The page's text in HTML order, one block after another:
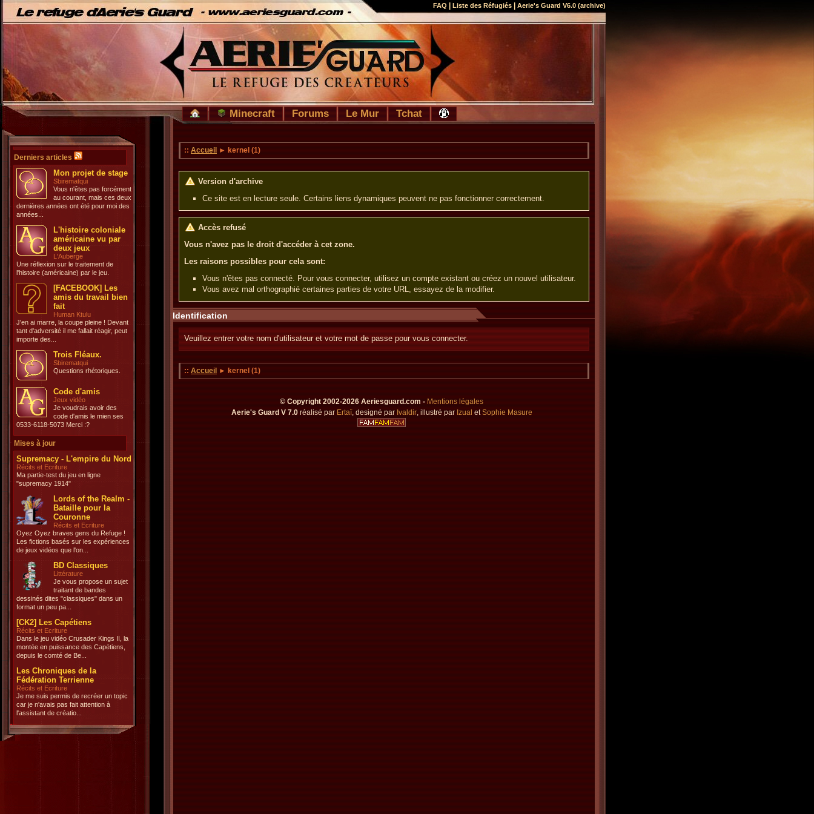
FAQ Liste des Réfugiés Aerie's Guard V6.0 (archive)
Minecraft Forums Le Mur Tchat
Derniers articles
Mon projet de stage
Sbirematqui
Vous n'êtes pas forcément
au courant, mais ces deux
dernières années ont été pour moi des
années...
L'histoire coloniale
américaine vu par
deux jeux
L'Auberge
Une réflexion sur le traitement de
l'histoire (américaine) par le jeu.
[FACEBOOK] Les
amis du travail bien
fait
Human Ktulu
J'en ai marre, la coupe pleine ! Devant
tant d'adversité il me fallait réagir, peut
importe des...
Trois Fléaux.
Sbirematqui
Questions rhétoriques.
Code d'amis
Jeux vidéo
Je voudrais avoir des
code d'amis le mien ses
0533-6118-5073 Merci :?
Mises à jour
Supremacy - L'empire du Nord
Récits et Ecriture
Ma partie-test du jeu en ligne
"supremacy 1914"
Lords of the Realm -
Bataille pour la
Couronne
Récits et Ecriture
Oyez Oyez braves gens du Refuge !
Les fictions basés sur les expériences
de jeux vidéos que l'on...
BD Classiques
Littérature
Je vous propose un sujet
traitant de bandes
dessinés dites "classiques" dans un
format un peu pa...
[CK2] Les Capétiens
Récits et Ecriture
Dans le jeu vidéo Crusader Kings II, la
montée en puissance des Capétiens,
depuis le comté de Be...
Les Chroniques de la
Fédération Terrienne
Récits et Ecriture
Je me suis permis de recréer un topic
car je n'avais pas fait attention à
l'assistant de créatio...
:: Accueil ► kernel (1)
Version d'archive
Ce site est en lecture seule. Certains liens dynamiques peuvent ne pas fonctionner correctement.
Accès refusé
Vous n'avez pas le droit d'accéder à cet zone.
Les raisons possibles pour cela sont:
Vous n'êtes pas connecté. Pour vous connecter, utilisez un compte existant ou créez un nouvel utilisateur.
Vous avez mal orthographié certaines parties de votre URL, essayez de la modifier.
Identification
Veuillez entrer votre nom d'utilisateur et votre mot de passe pour vous connecter.
:: Accueil ► kernel (1)
© Copyright 2002-2026 Aeriesguard.com - Mentions légales
Aerie's Guard V 7.0réalisé par Ertaï, designé par Ivaldir, illustré par Izual etSophie Masure